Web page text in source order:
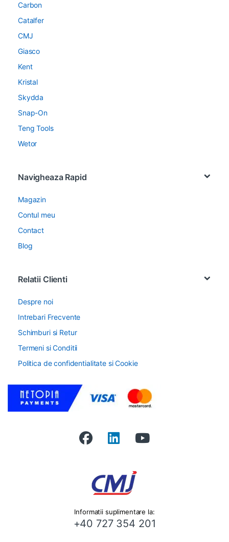
Carbon
Catalfer
CMJ
Giasco
Kent
Kristal
Skydda
Snap-On
Teng Tools
Wetor
Navigheaza Rapid
Magazin
Contul meu
Contact
Blog
Relatii Clienti
Despre noi
Intrebari Frecvente
Schimburi si Retur
Termeni si Conditii
Politica de confidentialitate si Cookie
Informatii suplimentare la:
+40 727 354 201